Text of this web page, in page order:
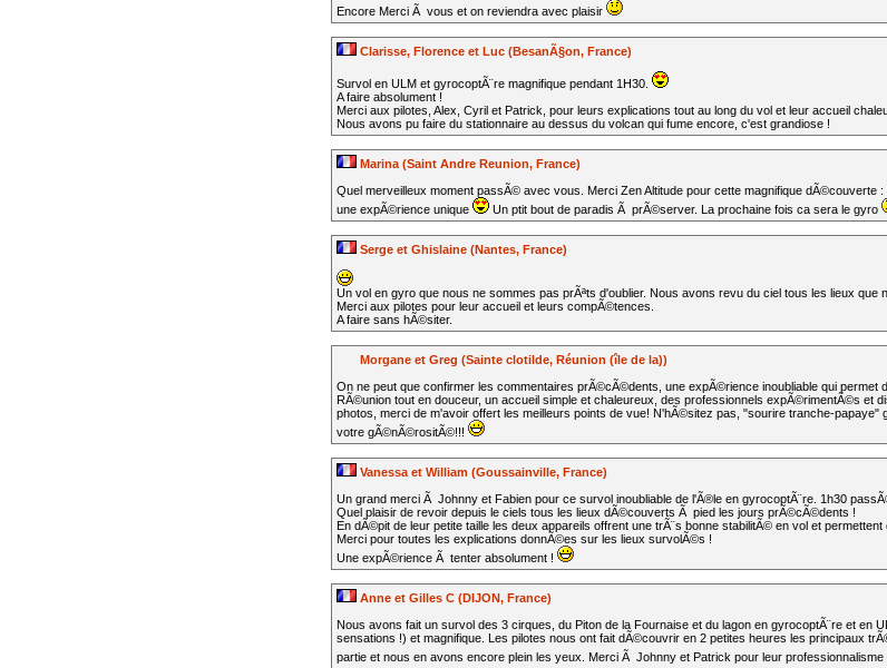
Encore Merci Ã vous et on reviendra avec plaisir
Clarisse, Florence et Luc (BesanÃ§on, France)
Survol en ULM et gyrocoptÃ¨re magnifique pendant 1H30.
A faire absolument !
Merci aux pilotes, Alex, Cyril et Patrick, pour leurs explications tout au long du vol et leur accueil
Nous avons pu faire du stationnaire au dessus du volcan qui fume encore, c'est grandiose !
Marina (Saint Andre Reunion, France)
Quel merveilleux moment passÃ© avec vous. Merci Zen Altitude pour cette magnifique dÃ©couverte
une expÃ©rience unique
Un ptit bout de paradis Ã prÃ©server. La prochaine fois ca sera le gyro
Serge et Ghislaine (Nantes, France)
Un vol en gyro que nous ne sommes pas prÃªts d'oublier. Nous avons revu du ciel tous les lieux que
Merci aux pilotes pour leur accueil et leurs compÃ©tences.
A faire sans hÃ©siter.
Morgane et Greg (Sainte clotilde, Réunion (île de la))
On ne peut que confirmer les commentaires prÃ©cÃ©dents, une expÃ©rience inoubliable qui permet
RÃ©union tout en douceur, un accueil simple et chaleureux, des professionnels expÃ©rimentÃ©s et
photos, merci de m'avoir offert les meilleurs points de vue! N'hÃ©sitez pas, "sourire tranche-papaye"
votre gÃ©nÃ©rositÃ©!!!
Vanessa et William (Goussainville, France)
Un grand merci Ã Johnny et Fabien pour ce survol inoubliable de l'Ã®le en gyrocoptÃ¨re. 1h30
Quel plaisir de revoir depuis le ciels tous les lieux dÃ©couverts Ã pied les jours prÃ©cÃ©dents !
En dÃ©pit de leur petite taille les deux appareils offrent une trÃ¨s bonne stabilitÃ© en vol et permettent
Merci pour toutes les explications donnÃ©es sur les lieux survolÃ©s !
Une expÃ©rience Ã tenter absolument !
Anne et Gilles C (DIJON, France)
Nous avons fait un survol des 3 cirques, du Piton de la Fournaise et du lagon en gyrocoptÃ¨re et en
sensations !) et magnifique. Les pilotes nous ont fait dÃ©couvrir en 2 petites heures les principaux
partie et nous en avons encore plein les yeux. Merci Ã Johnny et Patrick pour leur professionnalisme